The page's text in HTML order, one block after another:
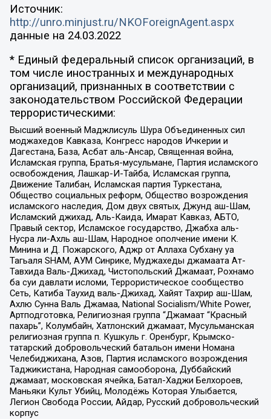
Источник:
http://unro.minjust.ru/NKOForeignAgent.aspx
данные на 24.03.2022
* Единый федеральный список организаций, в
том числе иностранных и международных
организаций, признанных в соответствии с
законодательством Российской Федерации
террористическими:
Высший военный Маджлисуль Шура Объединенных сил
моджахедов Кавказа, Конгресс народов Ичкерии и
Дагестана, База, Асбат аль-Ансар, Священная война,
Исламская группа, Братья-мусульмане, Партия исламского
освобождения, Лашкар-И-Тайба, Исламская группа,
Движение Талибан, Исламская партия Туркестана,
Общество социальных реформ, Общество возрождения
исламского наследия, Дом двух святых, Джунд аш-Шам,
Исламский джихад, Аль-Каида, Имарат Кавказ, АБТО,
Правый сектор, Исламское государство, Джабха аль-
Нусра ли-Ахль аш-Шам, Народное ополчение имени К.
Минина и Д. Пожарского, Аджр от Аллаха Субхану уа
Тагьаля SHAM, АУМ Синрике, Муджахеды джамаата Ат-
Тавхида Валь-Джихад, Чистопольский Джамаат, Рохнамо
ба суи давлати исломи, Террористическое сообщество
Сеть, Катиба Таухид валь-Джихад, Хайят Тахрир аш-Шам,
Ахлю Сунна Валь Джамаа, National Socialism/White Power,
Артподготовка, Религиозная группа “Джамаат “Красный
пахарь”, Колумбайн, Хатлонский джамаат, Мусульманская
религиозная группа п. Кушкуль г. Оренбург, Крымско-
татарский добровольческий батальон имени Номана
Челебиджихана, Азов, Партия исламского возрождения
Таджикистана, Народная самооборона, Дуббайский
джамаат, московская ячейка, Батал-Хаджи Белхороев,
Маньяки Культ Убийц, Молодёжь Которая Улыбается,
Легион Свобода России, Айдар, Русский добровольческий
корпус